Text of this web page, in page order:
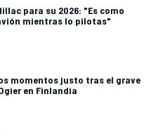
para su 2026: "Es como
mientras lo pilotas"
momentos justo tras el grave
en Finlandia